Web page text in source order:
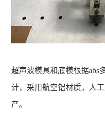
超声波模具和底模根据abs
计，采用航空铝材质，人
产。